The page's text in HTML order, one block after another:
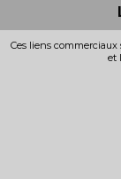
Ces liens
et